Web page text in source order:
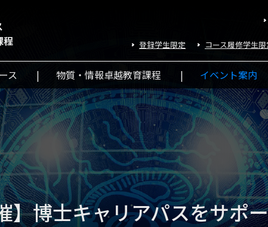
程
登録学生限定 コース履修学⽣
ス 物質・情報卓越教育課程 イベント案内
】博士キャリアパスをサポ